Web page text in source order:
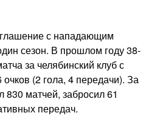
с нападающим
сезон. В прошлом году 38-
за челябинский клуб с
(2 гола, 4 передачи). За
матчей, забросил 61
передач.